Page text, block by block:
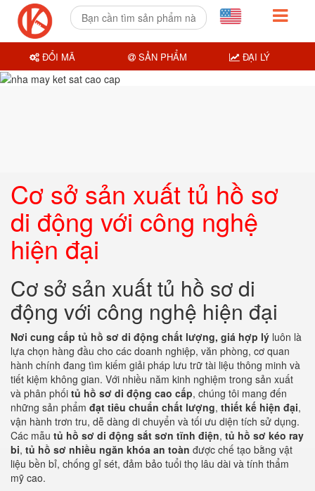
Cơ sở sản xuất tủ hồ sơ
di động với công nghệ
hiện đại
Cơ sở sản xuất tủ hồ sơ di
động với công nghệ hiện đại
Nơi cung cấp tủ hồ sơ di động chất lượng, giá hợp lý luôn là
lựa chọn hàng đầu cho các doanh nghiệp, văn phòng, cơ quan
hành chính đang tìm kiếm giải pháp lưu trữ tài liệu thông minh và
tiết kiệm không gian. Với nhiều năm kinh nghiệm trong sản xuất
và phân phối tủ hồ sơ di động cao cấp, chúng tôi mang đến
những sản phẩm đạt tiêu chuẩn chất lượng, thiết kế hiện đại,
vận hành trơn tru, dễ dàng di chuyển và tối ưu diện tích sử dụng.
Các mẫu tủ hồ sơ di động sắt sơn tĩnh điện, tủ hồ sơ kéo ray
bi, tủ hồ sơ nhiều ngăn khóa an toàn được chế tạo bằng vật
liệu bền bỉ, chống gỉ sét, đảm bảo tuổi thọ lâu dài và tính thẩm
mỹ cao.
ĐỔI MÃ SẢN PHẨM ĐẠI LÝ